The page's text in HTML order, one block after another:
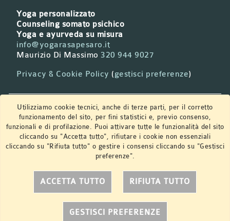
Yoga personalizzato
Counseling somato psichico
Yoga e ayurveda su misura
info@yogarasapesaro.it
Maurizio Di Massimo 320 944 9027
Privacy & Cookie Policy (gestisci preferenze)
Newsletter
Iscriviti per ricevere aggiornamenti e notizie sui
prossimi corsi ed eventi.
VAI AL MODULO DI ISCRIZIONE
Utilizziamo cookie tecnici, anche di terze parti, per il corretto
funzionamento del sito, per fini statistici e, previo consenso,
funzionali e di profilazione. Puoi attivare tutte le funzionalità del sito
cliccando su "Accetta tutto", rifiutare i cookie non essenziali
cliccando su "Rifiuta tutto" o gestire i consensi cliccando su "Gestisci
preferenze".
ACCETTA TUTTO RIFIUTA TUTTO
GESTISCI PREFERENZE